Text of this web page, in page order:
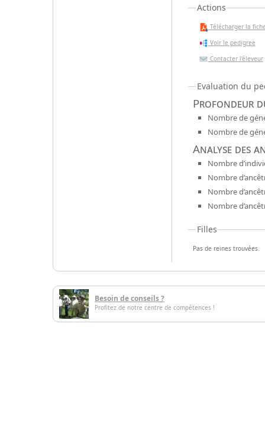
Actions
Télécharger la
Voir le pedigree
Contacter l'éleveur
Evaluation du
Profondeur
Nombre de
Nombre de
Analyse des
Nombre
Nombre
Nombre
Nombre
Filles
Pas de reines trouvées.
Besoin de conseils ?
Profitez de notre centre de compétences !